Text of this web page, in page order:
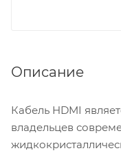
Описание
Кабель HDMI
владельцев